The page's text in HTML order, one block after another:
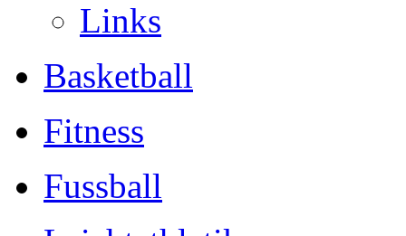
Links
Basketball
Fitness
Fussball